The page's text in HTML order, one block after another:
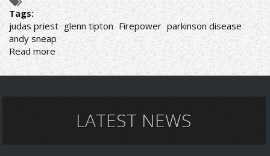
Tags:
judas priest glenn tipton Firepower parkinson disease
andy sneap
Read more about
GLENN
TIPTON:
ΠΕΡΙΟΔΕΙΑ
LATEST NEWS